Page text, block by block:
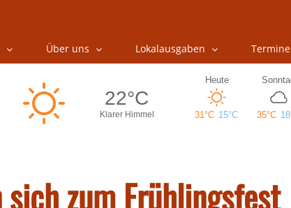
Über uns Lokalausgaben Termine
zum Frühlingsfest